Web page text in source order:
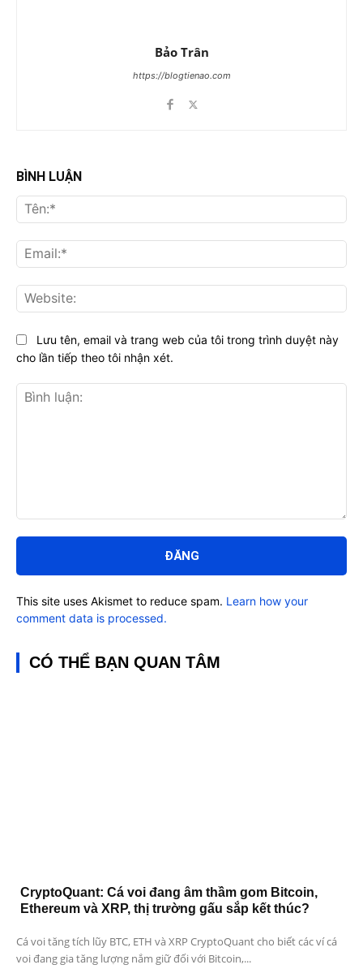
Bảo Trân
https://blogtienao.com
BÌNH LUẬN
luận:
Lưu tên, email và trang web của tôi trong trình duyệt này
cho lần tiếp theo tôi nhận xét.
This site uses Akismet to reduce spam. Learn how your
comment data is processed.
CÓ THỂ BẠN QUAN TÂM
CryptoQuant: Cá voi đang âm thầm gom Bitcoin,
Ethereum và XRP, thị trường gấu sắp kết thúc?
Cá voi tăng tích lũy BTC, ETH và XRP CryptoQuant cho biết các ví cá
voi đang gia tăng lượng nắm giữ đối với Bitcoin,...